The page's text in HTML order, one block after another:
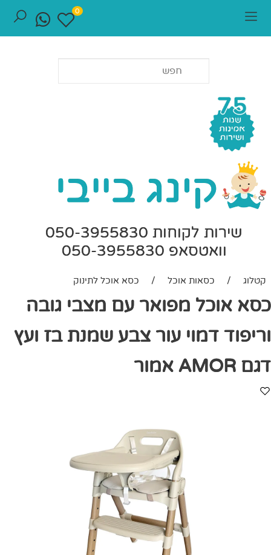
שירות לקוחות 050-3955830
וואטסאפ 050-3955830
0
קטלוג / כסאות אוכל / כסא אוכל לתינוק
כסא אוכל מפואר עם מצבי גובה
וריפוד דמוי עור צבע שמנת בז ועץ
דגם AMOR אמור